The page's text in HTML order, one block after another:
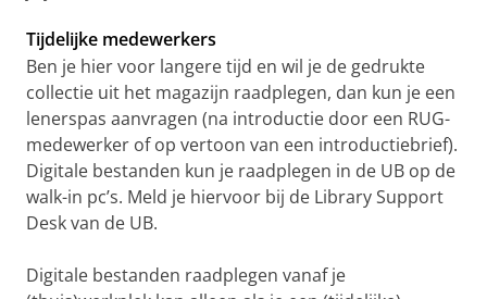
Tijdelijke medewerkers
Ben je hier voor langere tijd en wil je de gedrukte
collectie uit het magazijn raadplegen, dan kun je een
lenerspas aanvragen (na introductie door een RUG-
medewerker of op vertoon van een introductiebrief).
Digitale bestanden kun je raadplegen in de UB op de
walk-in pc’s. Meld je hiervoor bij de Library Support
Desk van de UB.
Digitale bestanden raadplegen vanaf je